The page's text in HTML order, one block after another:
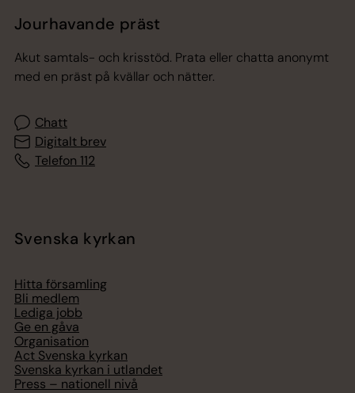
Jourhavande präst
Akut samtals- och krisstöd. Prata eller chatta anonymt
med en präst på kvällar och nätter.
Chatt
Digitalt brev
Telefon 112
Svenska kyrkan
Hitta församling
Bli medlem
Lediga jobb
Ge en gåva
Organisation
Act Svenska kyrkan
Svenska kyrkan i utlandet
Press – nationell nivå